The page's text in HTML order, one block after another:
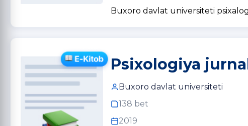
Buxoro davlat universiteti
Psixologiya
Buxoro davlat universiteti
138 bet
2019